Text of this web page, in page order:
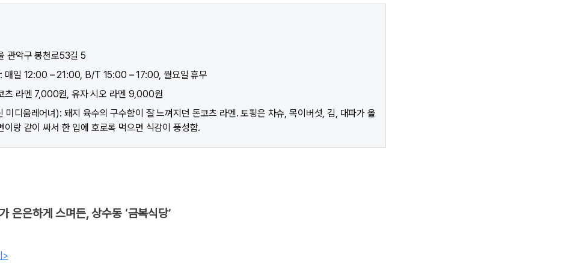
관악구 봉천로53길 5​
매일 12:00 – 21:00, B/T 15:00 – 17:00, 월요일 휴무
츠 라멘 7,000원, 유자 시오 라멘 9,000원
미디움레어녀): 돼지 육수의 구수함이 잘 느껴지던 돈코츠 라멘. 토핑은 차슈, 목이버섯, 김, 대파가 올
이랑 같이 싸서 한 입에 호로록 먹으면 식감이 풍성함.
은은하게 스며든, 상수동 ‘금복식당’
>